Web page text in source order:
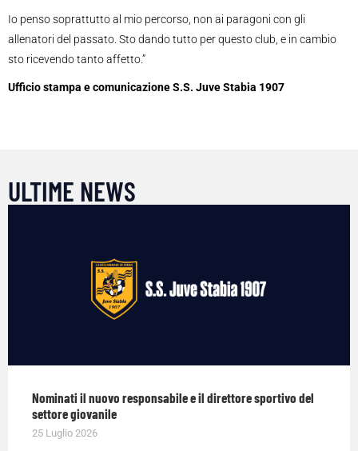
Io penso soprattutto al mio percorso, non ai paragoni con gli
allenatori del passato. Sto dando tutto per questo club, e in cambio
sto ricevendo tanto affetto.”
Ufficio stampa e comunicazione S.S. Juve Stabia 1907
ULTIME NEWS
Nominati il nuovo responsabile e il direttore sportivo del
settore giovanile
25 Luglio 2026